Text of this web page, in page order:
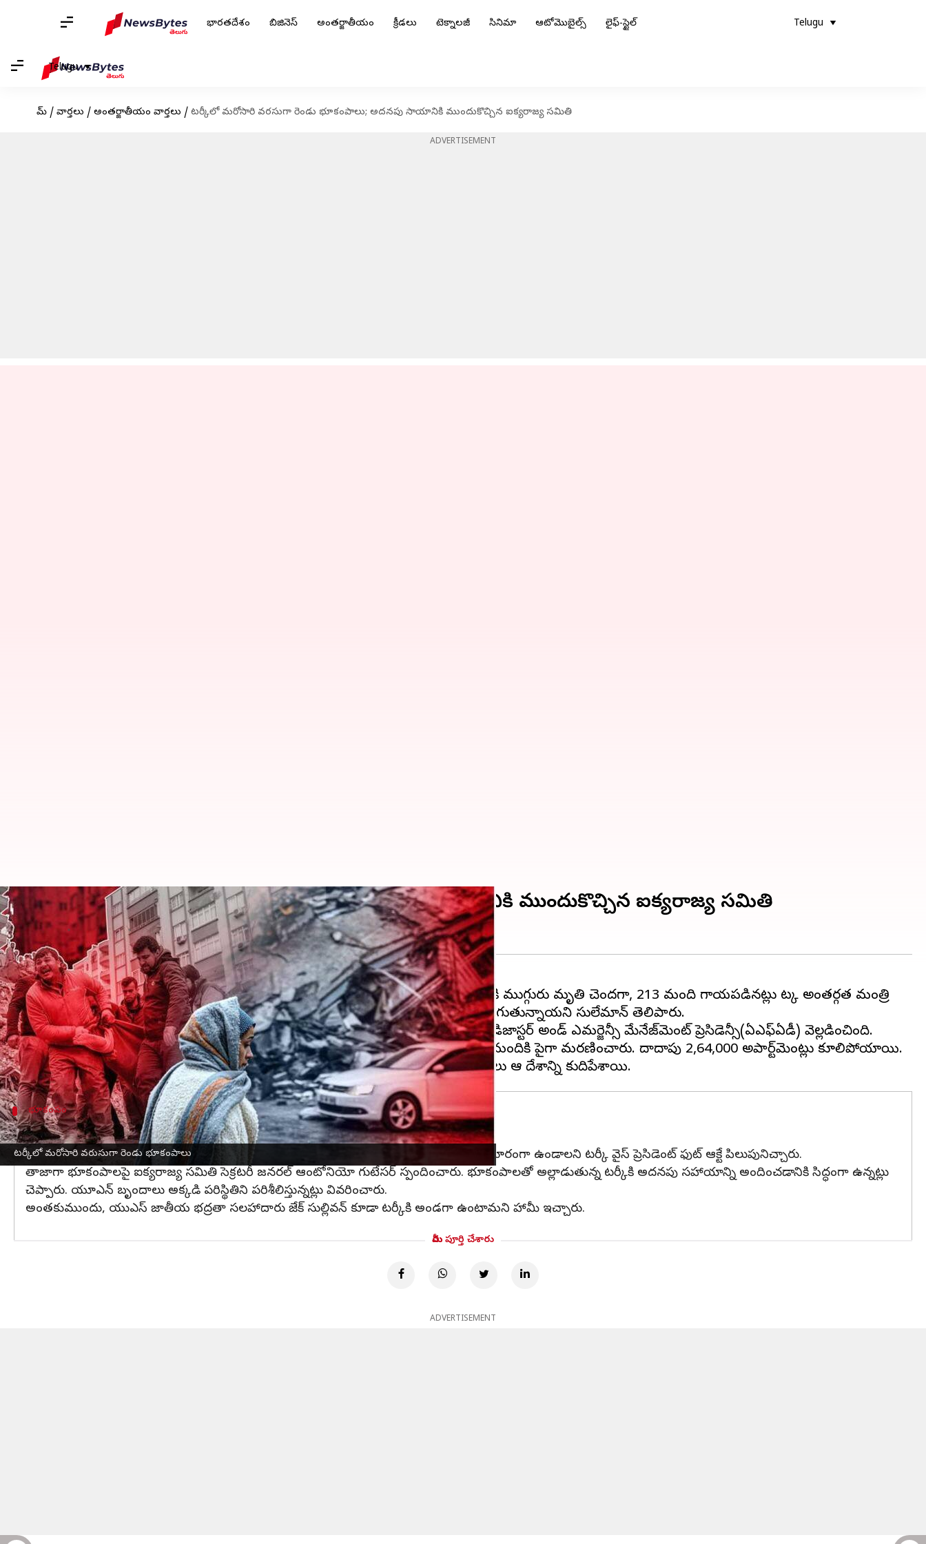
భారతదేశం బిజినెస్ అంతర్జాతీయం క్రీడలు టెక్నాలజీ సినిమా ఆటోమొబైల్స్ లైఫ్-స్టైల్ Telugu
Telugu
హోమ్ / వార్తలు / అంతర్జాతీయం వార్తలు / టర్కీలో మరోసారి వరసుగా రెండు భూకంపాలు; అదనపు సాయానికి ముందుకొచ్చిన ఐక్యరాజ్య సమితి
ADVERTISEMENT
టర్కీలో మరోసారి వరుసుగా రెండు భూకంపాలు
టర్కీలో మరోసారి వరసుగా రెండు భూకంపాలు; అదనపు సాయానికి ముందుకొచ్చిన ఐక్యరాజ్య సమితి
వ్రాసిన వారు Stalin Feb 21, 2023 09:13 am
ఈ వార్తాకథనం ఏంటి
టర్కీలోని దక్షిణ హటే ప్రావిన్స్‌లో రెండు భారీభూకంపాలుసంభవించాయి. ఈ భూకంపాల ధాటికి ముగ్గురు మృతి చెందగా, 213 మంది గాయపడినట్లు టర్కీ అంతర్గత మంత్రి
సులేమాన్ వెల్లడించారు. భూకంప ప్రభావిత ప్రాంతాల్లో సెర్చ్ అండ్ రెస్క్యూ ఆపరేషన్స్ కొనసాగుతున్నాయని సులేమాన్ తెలిపారు.
టర్కీలో తాజాగా సంభవించిన భూకంపాల తీవ్రత రిక్టర్ స్కేలుపై 6.4, 5.8 తీవ్రత నమోదైనట్లు డిజాస్టర్ అండ్ ఎమర్జెన్సీ మేనేజ్‌మెంట్ ప్రెసిడెన్సీ(ఏఎఫ్ఏడీ) వెల్లడించింది.
రెండు వారాల క్రితంటర్కీ, సిరియాలో వరుసగా 40కిపైగా భూకంపాలు సంభవించగా, 46,000 మందికి పైగా మరణించారు. దాదాపు 2,64,000 అపార్ట్‌మెంట్లు కూలిపోయాయి.
భూకంపం
దెబ్బతిన్న భవనాలకు ప్రజలు దూరంగా ఉండండి: టర్కీ వైస్ ప్రెసిడెంట్
భూకంప ప్రభావిత ప్రాంతాలను అధికారులు పరిశీలిస్తున్న నేపథ్యంలో దెబ్బతిన్న భవనాలకు ప్రజలు దూరంగా ఉండాలని టర్కీ వైస్ ప్రెసిడెంట్ ఫుట్ ఆక్టే పిలుపునిచ్చారు.
తాజాగా భూకంపాలపై ఐక్యరాజ్య సమితి సెక్రటరీ జనరల్ ఆంటోనియో గుటేసర్ స్పందించారు. భూకంపాలతో అల్లాడుతున్న టర్కీకి అదనపు సహాయాన్ని అందించడానికి సిద్ధంగా ఉన్నట్లు
చెప్పారు. యూఎన్ బృందాలు అక్కడి పరిస్థితిని పరిశీలిస్తున్నట్లు వివరించారు.
అంతకుముందు, యుఎస్ జాతీయ భద్రతా సలహాదారు జేక్ సుల్లివన్ కూడా టర్కీకి అండగా ఉంటామని హామీ ఇచ్చారు.
మీరు పూర్తి చేశారు
ADVERTISEMENT